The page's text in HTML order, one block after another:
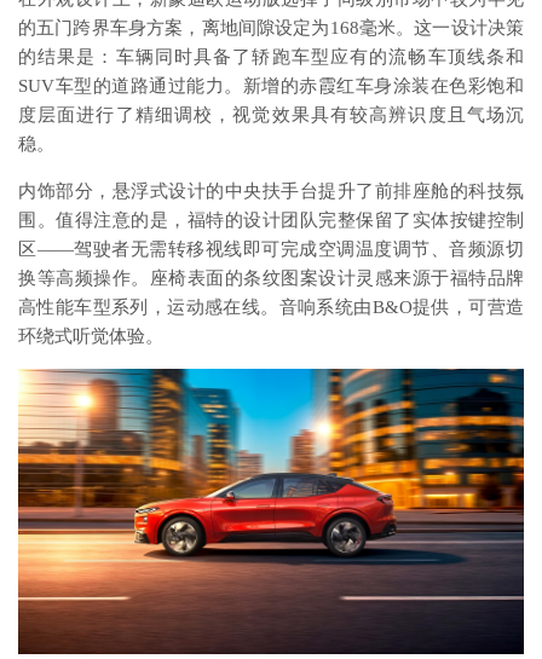
的五门跨界车身方案，离地间隙设定为168毫米。这一设计决策
的结果是：车辆同时具备了轿跑车型应有的流畅车顶线条和
SUV车型的道路通过能力。新增的赤霞红车身涂装在色彩饱和
度层面进行了精细调校，视觉效果具有较高辨识度且气场沉
稳。
内饰部分，悬浮式设计的中央扶手台提升了前排座舱的科技氛
围。值得注意的是，福特的设计团队完整保留了实体按键控制
区——驾驶者无需转移视线即可完成空调温度调节、音频源切
换等高频操作。座椅表面的条纹图案设计灵感来源于福特品牌
高性能车型系列，运动感在线。音响系统由B&O提供，可营造
环绕式听觉体验。